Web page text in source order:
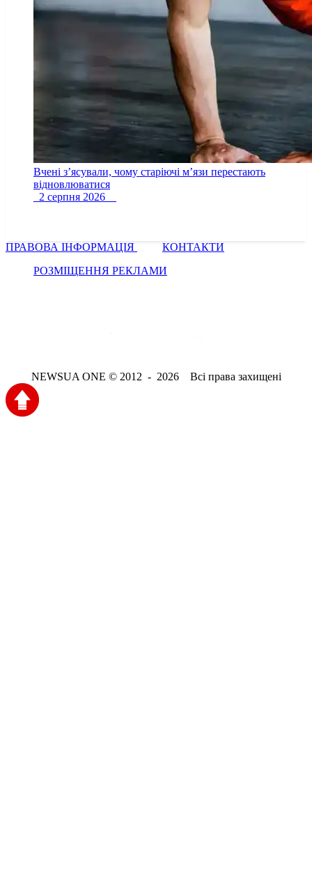
Вчені з’ясували, чому старіючі м’язи перестають
відновлюватися
2 серпня 2026
ПРАВОВА ІНФОРМАЦІЯ
КОНТАКТИ
РОЗМІЩЕННЯ РЕКЛАМИ
NEWSUA ONE © 2012 - 2026 Всі права захищені